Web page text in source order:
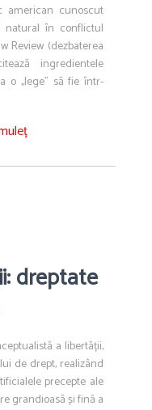
american cunoscut
natural în conflictul
Review (dezbaterea
ingredientele
o ,,lege” să fie într-
dreptate
a libertății,
de drept, realizând
precepte ale
grandioasă și fină a